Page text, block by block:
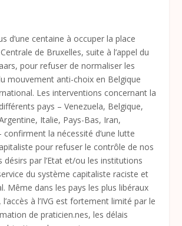
d’une centaine à occuper la place
de Bruxelles, suite à l’appel du
pour refuser de normaliser les
mouvement anti-choix en Belgique
Les interventions concernant la
pays – Venezuela, Belgique,
Italie, Pays-Bas, Iran,
confirment la nécessité d’une lutte
pour refuser le contrôle de nos
désirs par l’Etat et/ou les institutions
du système capitaliste raciste et
Même dans les pays les plus libéraux
à l’IVG est fortement limité par le
de praticien.nes, les délais